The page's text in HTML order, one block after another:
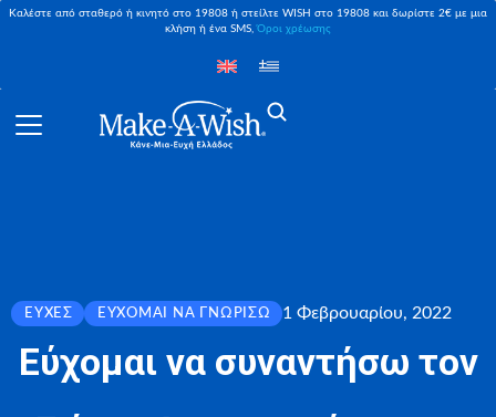
Καλέστε από σταθερό ή κινητό στο 19808 ή στείλτε WISH στο 19808 και δωρίστε 2€ με μια
κλήση ή ένα SMS,Όροι χρέωσης
ΕΥΧΈΣ ΕΎΧΟΜΑΙ ΝΑ ΓΝΩΡΊΣΩ 1 Φεβρουαρίου, 2022
Εύχομαι να συναντήσω τον